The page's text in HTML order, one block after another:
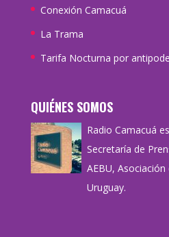
Conexión Camacuá
La Trama
Tarifa Nocturna por
QUIÉNES SOMOS
Radio Camacuá
Secretaría de
AEBU,
Uruguay.